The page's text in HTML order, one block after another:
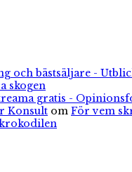
och bästsäljare -
skogen
gratis -
Konsult om För vem